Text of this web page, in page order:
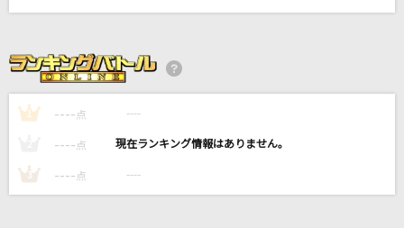
残響散歌
Aimer(エメ)
1 ---- 点 ----
---- 点 ----
3 ---- 点 ----